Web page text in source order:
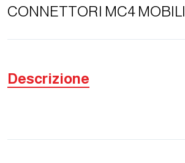
CONNETTORI MC4 MOBILI
Descrizione